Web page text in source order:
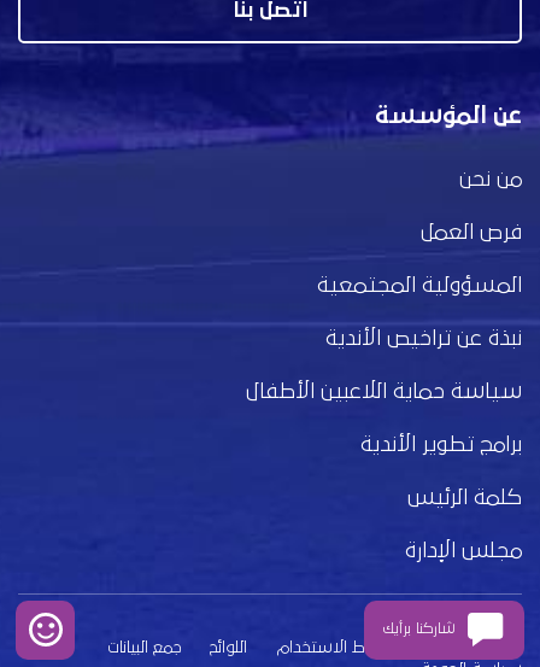
اتصل بنا
عن المؤسسة
من نحن
فرص العمل
المسؤولية المجتمعية
نبذة عن تراخيص الأندية
سياسة حماية اللاعبين الأطفال
برامج تطوير الأندية
كلمة الرئيس
مجلس الإدارة
بيان الخصوصية شروط الاستخدام اللوائح
جمع البيانات
شاركنا برأيك